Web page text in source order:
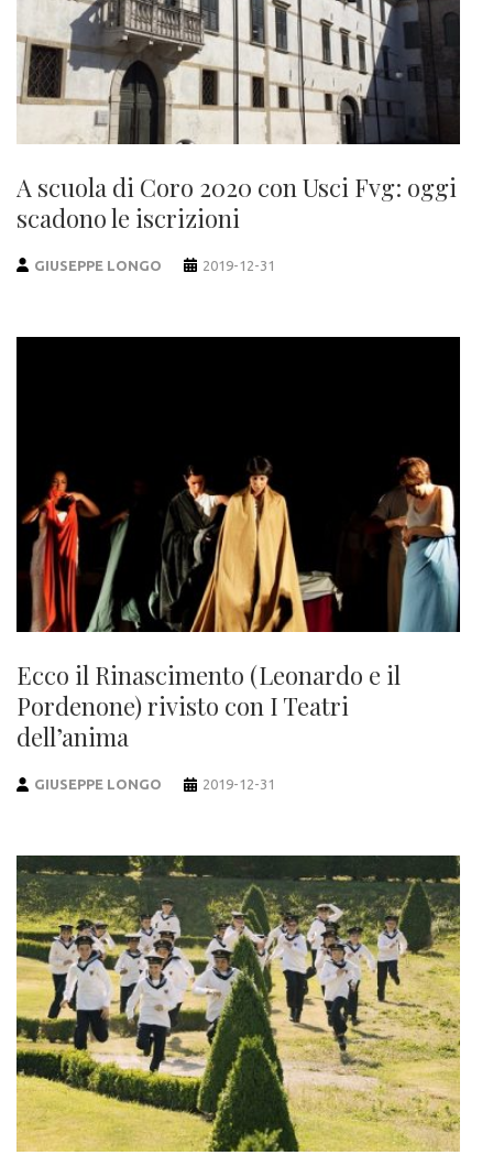
A scuola di Coro 2020 con Usci Fvg: oggi
scadono le iscrizioni
GIUSEPPE LONGO 2019-12-31
Ecco il Rinascimento (Leonardo e il
Pordenone) rivisto con I Teatri
dell’anima
GIUSEPPE LONGO 2019-12-31